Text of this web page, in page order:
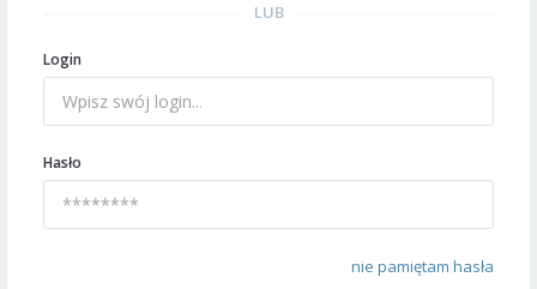
LUB
Login
Hasło
nie pamiętam hasła